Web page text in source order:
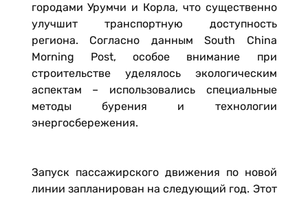
городами Урумчи и Корла, что существенно
улучшит транспортную доступность
региона. Согласно данным South China
Morning Post, особое внимание при
строительстве уделялось экологическим
аспектам – использовались специальные
методы бурения и технологии
энергосбережения.
Запуск пассажирского движения по новой
линии запланирован на следующий год. Этот